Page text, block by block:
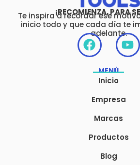
¡RECOMIENZA, PARA
Te inspira a recordar ese
inicio todo y que cada día te
adelante.
F
a
c
e
o
k
Y
o
u
MENÚ
Inicio
Empresa
Marcas
Productos
Blog